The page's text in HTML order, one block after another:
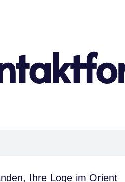
Ihre Loge im Orient